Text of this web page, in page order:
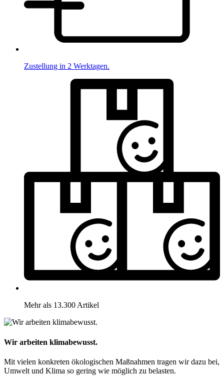
Zustellung in 2 Werktagen.
Mehr als 13.300 Artikel
Wir arbeiten klimabewusst.
Mit vielen konkreten ökologischen Maßnahmen tragen wir dazu bei,
Umwelt und Klima so gering wie möglich zu belasten.